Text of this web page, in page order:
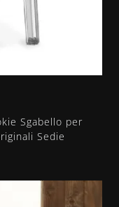
Sgabello per
Sedie